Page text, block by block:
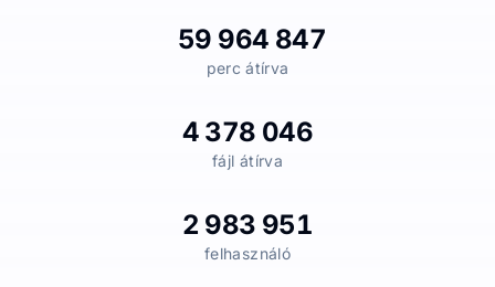
59 964 847
perc átírva
4 378 046
fájl átírva
2 983 951
felhasználó